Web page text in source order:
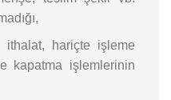
hariçte işleme
kapatma işlemlerinin